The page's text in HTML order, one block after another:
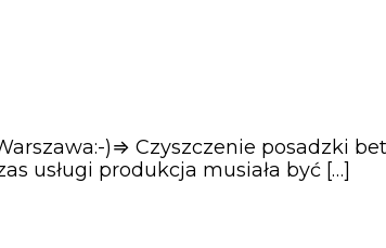
)⇒ Czyszczenie posadzki
usługi produkcja musiała być […]